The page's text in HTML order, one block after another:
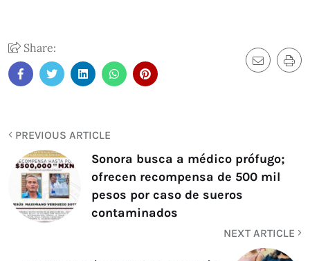
Share:
PREVIOUS ARTICLE
Sonora busca a médico prófugo;
ofrecen recompensa de 500 mil
pesos por caso de sueros
contaminados
NEXT ARTICLE